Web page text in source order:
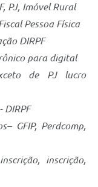
PJ, Imóvel Rural
Pessoa Física
DIRPF
para digital
de PJ lucro
DIRPF
GFIP, Perdcomp,
inscrição,